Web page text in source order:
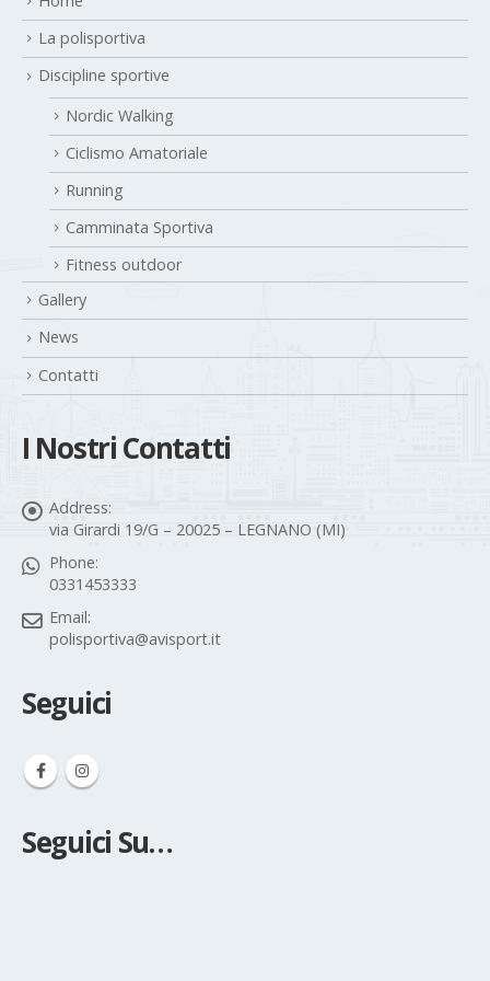
La polisportiva
Discipline sportive
Nordic Walking
Ciclismo Amatoriale
Running
Camminata Sportiva
Fitness outdoor
Gallery
News
Contatti
I Nostri Contatti
Address:
via Girardi 19/G – 20025 – LEGNANO (MI)
Phone:
0331453333
Email:
polisportiva@avisport.it
Seguici
Seguici Su…